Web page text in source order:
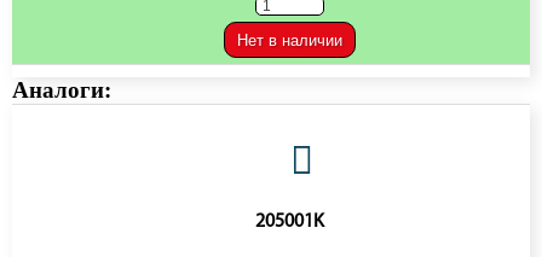
Нет в наличии
Аналоги:
205001K